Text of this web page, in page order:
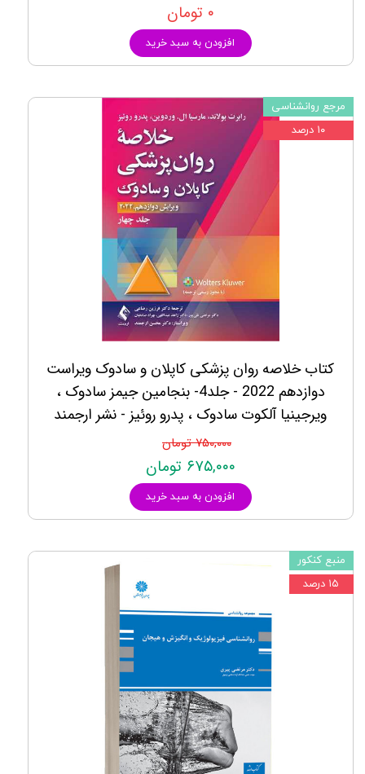
۰ تومان
افزودن به سبد خرید
کتاب خلاصه روان پزشکی کاپلان و سادوک ویراست
دوازدهم 2022 - جلد4- بنجامین جیمز سادوک ،
ویرجینیا آلکوت سادوک ، پدرو روئیز - نشر ارجمند
۷۵۰,۰۰۰ تومان
۶۷۵,۰۰۰ تومان
افزودن به سبد خرید
مرجع روانشناسی
۱۰ درصد
منبع کنکور
۱۵ درصد